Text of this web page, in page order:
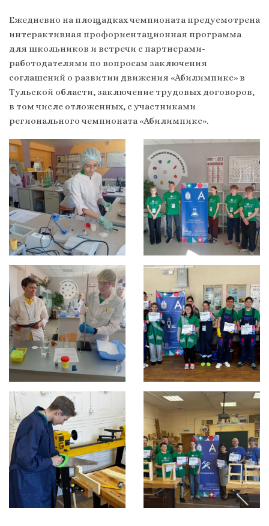
Ежедневно на площадках чемпионата предусмотрена
интерактивная профориентационная программа
для школьников и встречи с партнерами-
работодателями по вопросам заключения
соглашений о развитии движения «Абилимпикс» в
Тульской области, заключение трудовых договоров,
в том числе отложенных, с участниками
регионального чемпионата «Абилимпикс».